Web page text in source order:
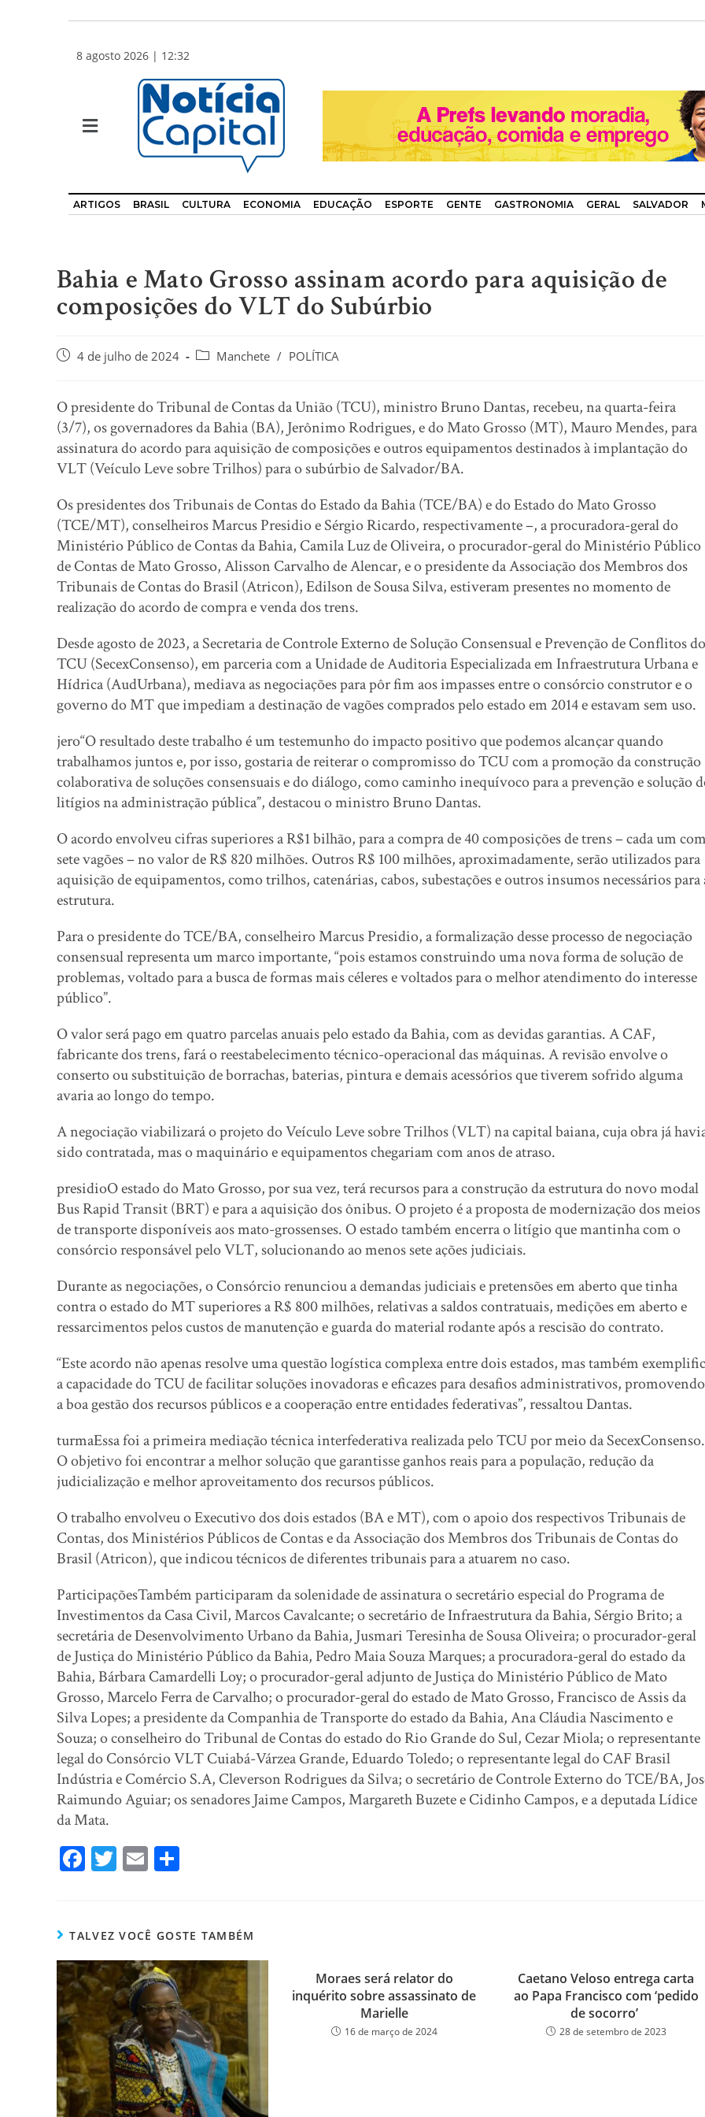
8 agosto 2026 | 12:32
ARTIGOS BRASIL CULTURA ECONOMIA EDUCAÇÃO ESPORTE GENTE GASTRONOMIA GERAL SALVADOR
Bahia e Mato Grosso assinam acordo para aquisição de
composições do VLT do Subúrbio
4 de julho de 2024 Manchete / POLÍTICA
O presidente do Tribunal de Contas da União (TCU), ministro Bruno Dantas, recebeu, na quarta-feira
(3/7), os governadores da Bahia (BA), Jerônimo Rodrigues, e do Mato Grosso (MT), Mauro Mendes, para
assinatura do acordo para aquisição de composições e outros equipamentos destinados à implantação do
VLT (Veículo Leve sobre Trilhos) para o subúrbio de Salvador/BA.
Os presidentes dos Tribunais de Contas do Estado da Bahia (TCE/BA) e do Estado do Mato Grosso
(TCE/MT), conselheiros Marcus Presidio e Sérgio Ricardo, respectivamente –, a procuradora-geral do
Ministério Público de Contas da Bahia, Camila Luz de Oliveira, o procurador-geral do Ministério Público
de Contas de Mato Grosso, Alisson Carvalho de Alencar, e o presidente da Associação dos Membros dos
Tribunais de Contas do Brasil (Atricon), Edilson de Sousa Silva, estiveram presentes no momento de
realização do acordo de compra e venda dos trens.
Desde agosto de 2023, a Secretaria de Controle Externo de Solução Consensual e Prevenção de Conflitos do
TCU (SecexConsenso), em parceria com a Unidade de Auditoria Especializada em Infraestrutura Urbana e
Hídrica (AudUrbana), mediava as negociações para pôr fim aos impasses entre o consórcio construtor e o
governo do MT que impediam a destinação de vagões comprados pelo estado em 2014 e estavam sem uso.
jero“O resultado deste trabalho é um testemunho do impacto positivo que podemos alcançar quando
trabalhamos juntos e, por isso, gostaria de reiterar o compromisso do TCU com a promoção da construção
colaborativa de soluções consensuais e do diálogo, como caminho inequívoco para a prevenção e solução
litígios na administração pública”, destacou o ministro Bruno Dantas.
O acordo envolveu cifras superiores a R$1 bilhão, para a compra de 40 composições de trens – cada um
sete vagões – no valor de R$ 820 milhões. Outros R$ 100 milhões, aproximadamente, serão utilizados para
aquisição de equipamentos, como trilhos, catenárias, cabos, subestações e outros insumos necessários para
estrutura.
Para o presidente do TCE/BA, conselheiro Marcus Presidio, a formalização desse processo de negociação
consensual representa um marco importante, “pois estamos construindo uma nova forma de solução de
problemas, voltado para a busca de formas mais céleres e voltados para o melhor atendimento do interesse
público”.
O valor será pago em quatro parcelas anuais pelo estado da Bahia, com as devidas garantias. A CAF,
fabricante dos trens, fará o reestabelecimento técnico-operacional das máquinas. A revisão envolve o
conserto ou substituição de borrachas, baterias, pintura e demais acessórios que tiverem sofrido alguma
avaria ao longo do tempo.
A negociação viabilizará o projeto do Veículo Leve sobre Trilhos (VLT) na capital baiana, cuja obra já
sido contratada, mas o maquinário e equipamentos chegariam com anos de atraso.
presidioO estado do Mato Grosso, por sua vez, terá recursos para a construção da estrutura do novo modal
Bus Rapid Transit (BRT) e para a aquisição dos ônibus. O projeto é a proposta de modernização dos meios
de transporte disponíveis aos mato-grossenses. O estado também encerra o litígio que mantinha com o
consórcio responsável pelo VLT, solucionando ao menos sete ações judiciais.
Durante as negociações, o Consórcio renunciou a demandas judiciais e pretensões em aberto que tinha
contra o estado do MT superiores a R$ 800 milhões, relativas a saldos contratuais, medições em aberto e
ressarcimentos pelos custos de manutenção e guarda do material rodante após a rescisão do contrato.
“Este acordo não apenas resolve uma questão logística complexa entre dois estados, mas também
a capacidade do TCU de facilitar soluções inovadoras e eficazes para desafios administrativos, promovendo
a boa gestão dos recursos públicos e a cooperação entre entidades federativas”, ressaltou Dantas.
turmaEssa foi a primeira mediação técnica interfederativa realizada pelo TCU por meio da SecexConsenso.
O objetivo foi encontrar a melhor solução que garantisse ganhos reais para a população, redução da
judicialização e melhor aproveitamento dos recursos públicos.
O trabalho envolveu o Executivo dos dois estados (BA e MT), com o apoio dos respectivos Tribunais de
Contas, dos Ministérios Públicos de Contas e da Associação dos Membros dos Tribunais de Contas do
Brasil (Atricon), que indicou técnicos de diferentes tribunais para a atuarem no caso.
ParticipaçõesTambém participaram da solenidade de assinatura o secretário especial do Programa de
Investimentos da Casa Civil, Marcos Cavalcante; o secretário de Infraestrutura da Bahia, Sérgio Brito; a
secretária de Desenvolvimento Urbano da Bahia, Jusmari Teresinha de Sousa Oliveira; o procurador-geral
de Justiça do Ministério Público da Bahia, Pedro Maia Souza Marques; a procuradora-geral do estado da
Bahia, Bárbara Camardelli Loy; o procurador-geral adjunto de Justiça do Ministério Público de Mato
Grosso, Marcelo Ferra de Carvalho; o procurador-geral do estado de Mato Grosso, Francisco de Assis da
Silva Lopes; a presidente da Companhia de Transporte do estado da Bahia, Ana Cláudia Nascimento e
Souza; o conselheiro do Tribunal de Contas do estado do Rio Grande do Sul, Cezar Miola; o representante
legal do Consórcio VLT Cuiabá-Várzea Grande, Eduardo Toledo; o representante legal do CAF Brasil
Indústria e Comércio S.A, Cleverson Rodrigues da Silva; o secretário de Controle Externo do TCE/BA,
Raimundo Aguiar; os senadores Jaime Campos, Margareth Buzete e Cidinho Campos, e a deputada Lídice
da Mata.
Fa
ok
T
er
E
TALVEZ VOCÊ GOSTE TAMBÉM
Moraes será relator do
inquérito sobre assassinato de
Marielle
16 de março de 2024
Caetano Veloso entrega carta
ao Papa Francisco com ‘pedido
de socorro’
28 de setembro de 2023